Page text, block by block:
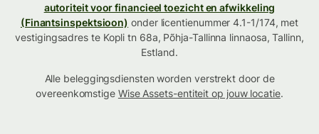
autoriteit voor financieel toezicht en afwikkeling
(Finantsinspektsioon) onder licentienummer 4.1-1/174, met
vestigingsadres te Kopli tn 68a, Põhja-Tallinna linnaosa, Tallinn,
Estland.
Alle beleggingsdiensten worden verstrekt door de
overeenkomstige Wise Assets-entiteit op jouw locatie.